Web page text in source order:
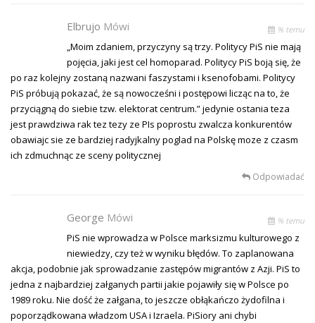
Elbrujo Mówi % temu
„Moim zdaniem, przyczyny są trzy. Politycy PiS nie mają
pojęcia, jaki jest cel homoparad. Politycy PiS boją się, że
po raz kolejny zostaną nazwani faszystami i ksenofobami. Politycy
PiS próbują pokazać, że są nowocześni i postępowi licząc na to, że
przyciągną do siebie tzw. elektorat centrum.” jedynie ostania teza
jest prawdziwa rak tez tezy ze PIs poprostu zwalcza konkurentów
obawiajc sie ze bardziej radyjkalny poglad na Polskę moze z czasm
ich zdmuchnąc ze sceny politycznej
Odpowiadać
George Mówi % temu
PiS nie wprowadza w Polsce marksizmu kulturowego z
niewiedzy, czy też w wyniku błędów. To zaplanowana
akcja, podobnie jak sprowadzanie zastępów migrantów z Azji. PiS to
jedna z najbardziej załganych partii jakie pojawiły się w Polsce po
1989 roku. Nie dość że załgana, to jeszcze obłąkańczo żydofilna i
poporządkowana władzom USA i Izraela. PiSiory ani chybi